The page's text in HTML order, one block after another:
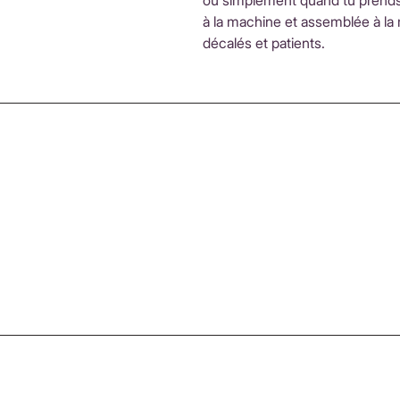
à la machine et assemblée à
décalés et patients.